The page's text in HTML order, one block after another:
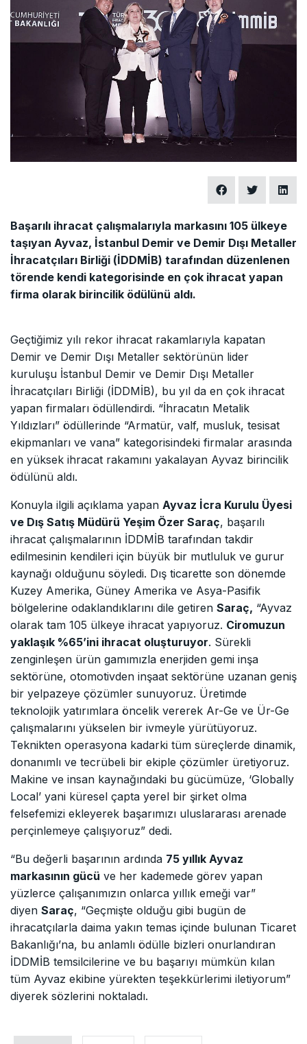
Başarılı ihracat çalışmalarıyla markasını 105 ülkeye
taşıyan Ayvaz, İstanbul Demir ve Demir Dışı Metaller
İhracatçıları Birliği (İDDMİB) tarafından düzenlenen
törende kendi kategorisinde en çok ihracat yapan
firma olarak birincilik ödülünü aldı.
Geçtiğimiz yılı rekor ihracat rakamlarıyla kapatan
Demir ve Demir Dışı Metaller sektörünün lider
kuruluşu İstanbul Demir ve Demir Dışı Metaller
İhracatçıları Birliği (İDDMİB), bu yıl da en çok ihracat
yapan firmaları ödüllendirdi. “İhracatın Metalik
Yıldızları” ödüllerinde “Armatür, valf, musluk, tesisat
ekipmanları ve vana” kategorisindeki firmalar arasında
en yüksek ihracat rakamını yakalayan Ayvaz birincilik
ödülünü aldı.
Konuyla ilgili açıklama yapan Ayvaz İcra Kurulu Üyesi
ve Dış Satış Müdürü Yeşim Özer Saraç, başarılı
ihracat çalışmalarının İDDMİB tarafından takdir
edilmesinin kendileri için büyük bir mutluluk ve gurur
kaynağı olduğunu söyledi. Dış ticarette son dönemde
Kuzey Amerika, Güney Amerika ve Asya-Pasifik
bölgelerine odaklandıklarını dile getiren Saraç, “Ayvaz
olarak tam 105 ülkeye ihracat yapıyoruz. Ciromuzun
yaklaşık %65’ini ihracat oluşturuyor. Sürekli
zenginleşen ürün gamımızla enerjiden gemi inşa
sektörüne, otomotivden inşaat sektörüne uzanan geniş
bir yelpazeye çözümler sunuyoruz. Üretimde
teknolojik yatırımlara öncelik vererek Ar-Ge ve Ür-Ge
çalışmalarını yükselen bir ivmeyle yürütüyoruz.
Teknikten operasyona kadarki tüm süreçlerde dinamik,
donanımlı ve tecrübeli bir ekiple çözümler üretiyoruz.
Makine ve insan kaynağındaki bu gücümüze, ‘Globally
Local’ yani küresel çapta yerel bir şirket olma
felsefemizi ekleyerek başarımızı uluslararası arenade
perçinlemeye çalışıyoruz” dedi.
“Bu değerli başarının ardında 75 yıllık Ayvaz
markasının gücü ve her kademede görev yapan
yüzlerce çalışanımızın onlarca yıllık emeği var”
diyen Saraç, “Geçmişte olduğu gibi bugün de
ihracatçılarla daima yakın temas içinde bulunan Ticaret
Bakanlığı’na, bu anlamlı ödülle bizleri onurlandıran
İDDMİB temsilcilerine ve bu başarıyı mümkün kılan
tüm Ayvaz ekibine yürekten teşekkürlerimi iletiyorum”
diyerek sözlerini noktaladı.